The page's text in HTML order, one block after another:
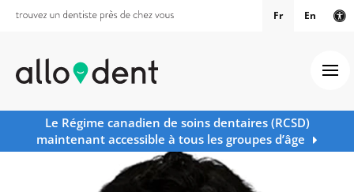
Fr En
Le Régime canadien de soins dentaires (RCSD)
maintenant accessible à tous les groupes d’âge